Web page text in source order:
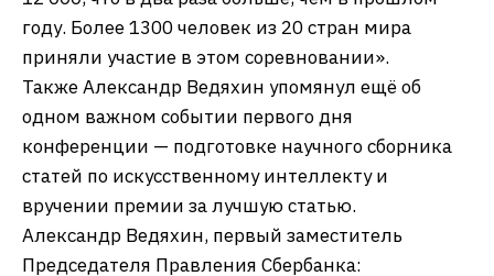
году. Более 1300 человек из 20 стран мира
приняли участие в этом соревновании».
Также Александр Ведяхин упомянул ещё об
одном важном событии первого дня
конференции — подготовке научного сборника
статей по искусственному интеллекту и
вручении премии за лучшую статью.
Александр Ведяхин, первый заместитель
Председателя Правления Сбербанка: